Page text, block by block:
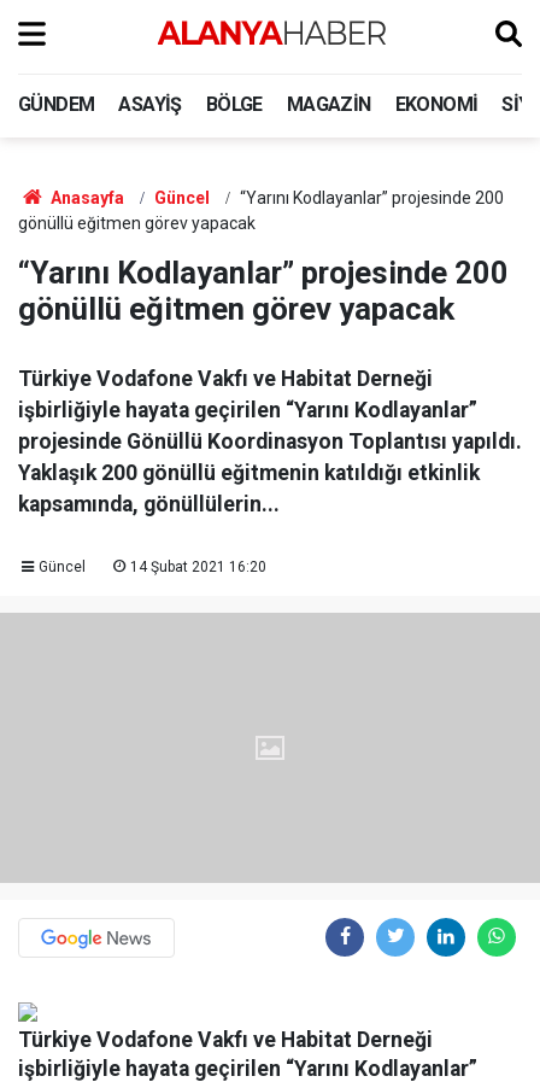
GÜNDEM ASAYIŞ BÖLGE MAGAZIN EKONOMI
Anasayfa Güncel
“Yarını Kodlayanlar” projesinde 200
gönüllü eğitmen görev yapacak
“Yarını Kodlayanlar” projesinde 200
gönüllü eğitmen görev yapacak
Türkiye Vodafone Vakfı ve Habitat Derneği
işbirliğiyle hayata geçirilen “Yarını Kodlayanlar”
projesinde Gönüllü Koordinasyon Toplantısı yapıldı.
Yaklaşık 200 gönüllü eğitmenin katıldığı etkinlik
kapsamında, gönüllülerin...
Güncel 14 Şubat 2021 16:20
Türkiye Vodafone Vakfı ve Habitat Derneği
işbirliğiyle hayata geçirilen “Yarını Kodlayanlar”